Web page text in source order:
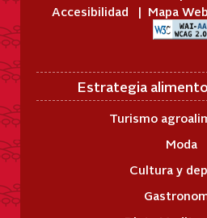
Accesibilidad Mapa Web
Estrategia
Turismo
Moda
Cultura y